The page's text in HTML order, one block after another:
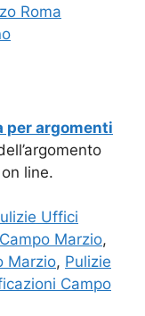
Roma
per argomenti
line.
Uffici
Marzio,
Marzio, Pulizie
Campo